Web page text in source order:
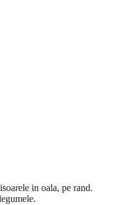
in oala, pe rand.